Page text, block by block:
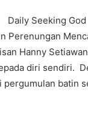
Daily Seeking God
Perenungan
Hanny
diri sendiri.
batin